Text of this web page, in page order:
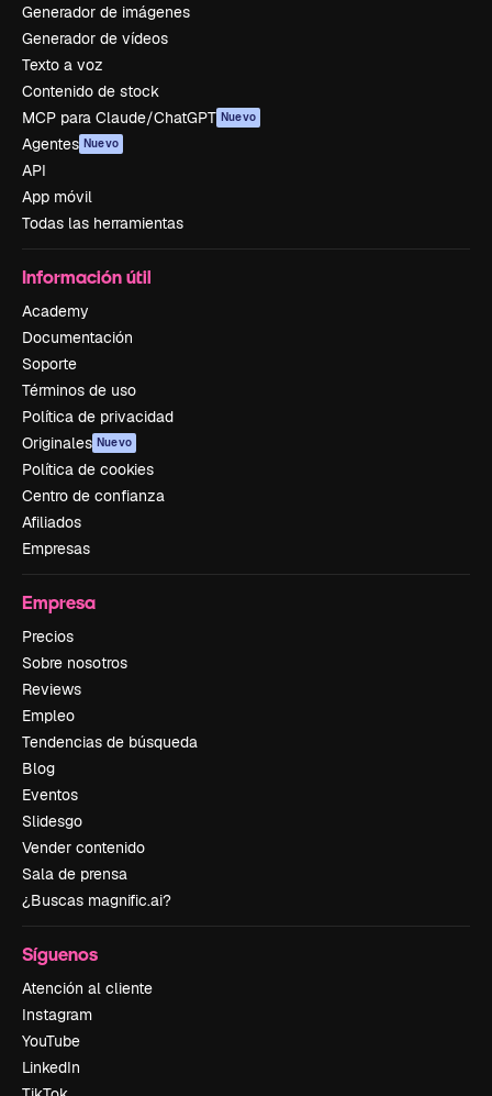
Generador de imágenes
Generador de vídeos
Texto a voz
Contenido de stock
MCP para Claude/ChatGPT Nuevo
Agentes Nuevo
API
App móvil
Todas las herramientas
Información útil
Academy
Documentación
Soporte
Términos de uso
Política de privacidad
Originales Nuevo
Política de cookies
Centro de confianza
Afiliados
Empresas
Empresa
Precios
Sobre nosotros
Reviews
Empleo
Tendencias de búsqueda
Blog
Eventos
Slidesgo
Vender contenido
Sala de prensa
¿Buscas magnific.ai?
Síguenos
Atención al cliente
Instagram
YouTube
LinkedIn